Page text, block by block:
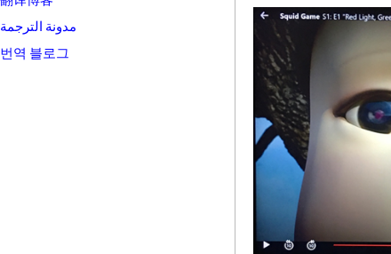
مدونة الترجمة
번역 블로그